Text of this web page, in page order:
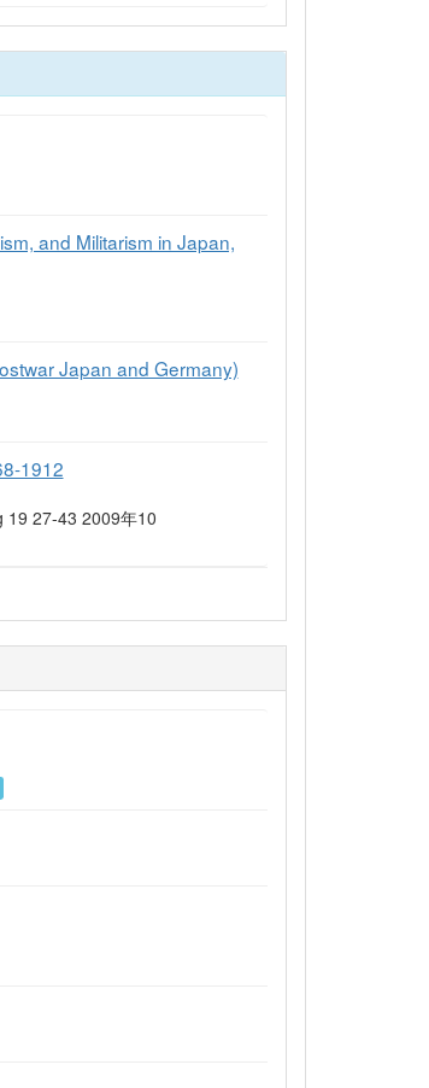
and Militarism in Japan,
Japan and Germany)
1912
19 27-43 2009年10